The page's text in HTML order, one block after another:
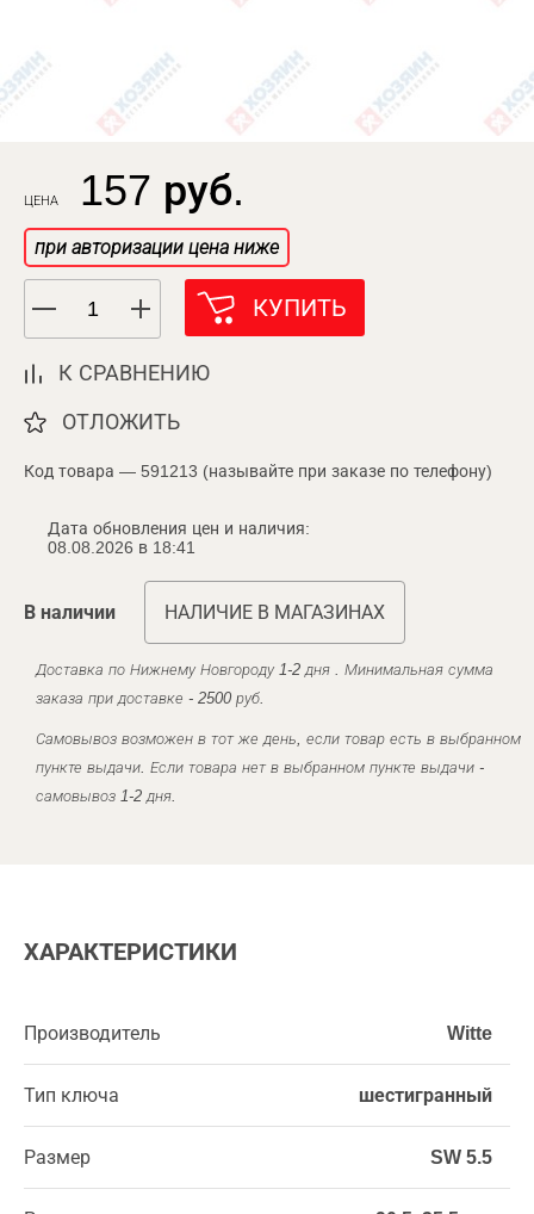
ЦЕНА 157 руб.
при авторизации цена ниже
КУПИТЬ
К СРАВНЕНИЮ
ОТЛОЖИТЬ
Код товара — 591213 (называйте при заказе по телефону)
Дата обновления цен и наличия:
08.08.2026 в 18:41
В наличии НАЛИЧИЕ В МАГАЗИНАХ
Доставка по Нижнему Новгороду 1-2 дня . Минимальная сумма
заказа при доставке - 2500 руб.
Самовывоз возможен в тот же день, если товар есть в выбранном
пункте выдачи. Если товара нет в выбранном пункте выдачи -
самовывоз 1-2 дня.
ХАРАКТЕРИСТИКИ
Производитель Witte
Тип ключа шестигранный
Размер SW 5.5